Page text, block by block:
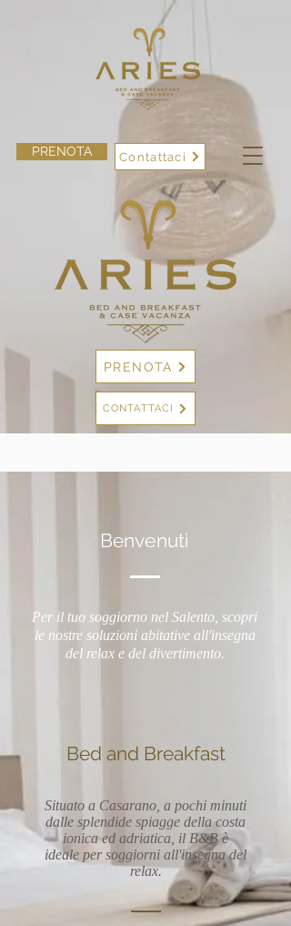
PRENOTA Contattaci
PRENOTA
CONTATTACI
Benvenuti
Per il tuo soggiorno nel Salento, scopri
le nostre soluzioni abitative all'insegna
del relax e del divertimento.
Bed and Breakfast
Situato a Casarano, a pochi minuti
dalle splendide spiagge della costa
ionica ed adriatica, il B&B è
ideale per soggiorni all'insegna del
relax.